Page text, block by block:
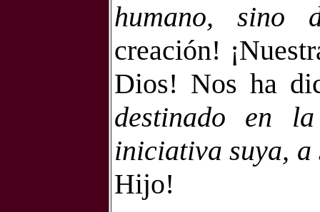
humano, sino
creación!
Dios! Nos ha
destinado en
iniciativa suya, a
Hijo!